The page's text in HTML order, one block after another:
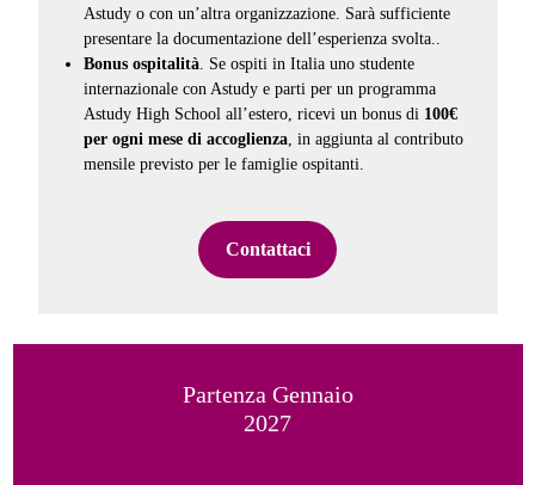
Astudy o con un’altra organizzazione. Sarà sufficiente
presentare la documentazione dell’esperienza svolta..
Bonus ospitalità. Se ospiti in Italia uno studente
internazionale con Astudy e parti per un programma
Astudy High School all’estero, ricevi un bonus di 100€
per ogni mese di accoglienza, in aggiunta al contributo
mensile previsto per le famiglie ospitanti.
Contattaci
Partenza Gennaio
2027